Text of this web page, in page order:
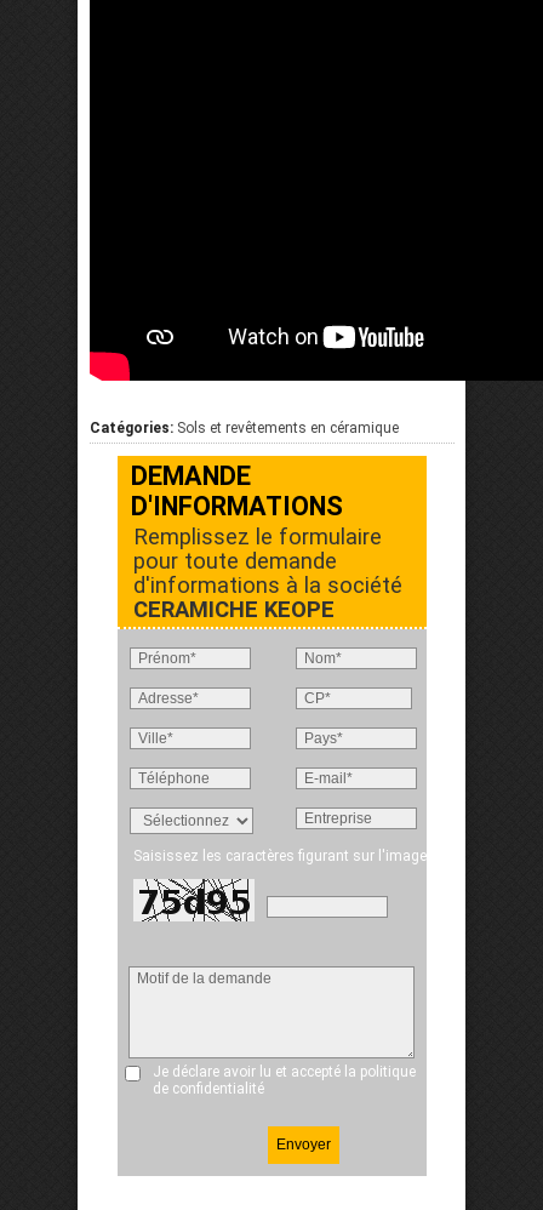
Catégories: Sols et revêtements en céramique
DEMANDE
D'INFORMATIONS
Remplissez le formulaire
pour toute demande
d'informations à la société
CERAMICHE KEOPE
Saisissez les caractères figurant sur l'image
Je déclare avoir lu et accepté la politique
de confidentialité